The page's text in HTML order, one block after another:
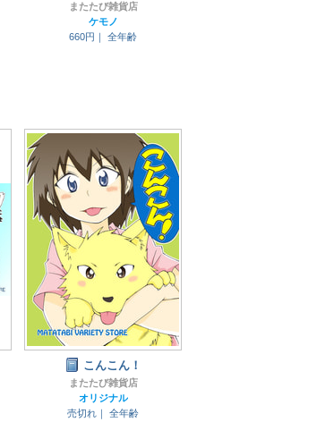
またたび雑貨店
ケモノ
660円｜
全年齢
こんこん！
またたび雑貨店
オリジナル
売切れ｜
全年齢